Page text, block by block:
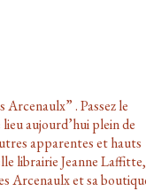
. Passez le
aujourd’hui plein de
apparentes et hauts
librairie Jeanne Laffitte,
Arcenaulx et sa